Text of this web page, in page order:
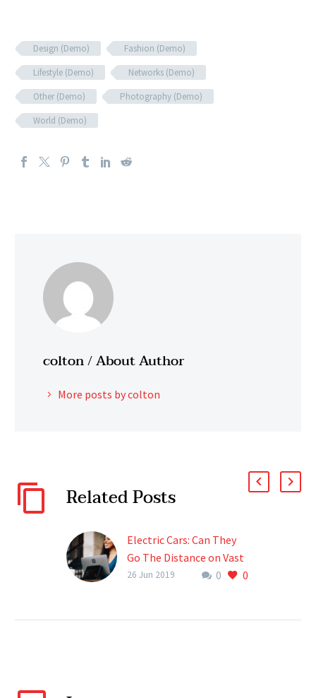
Design (Demo)
Fashion (Demo)
Lifestyle (Demo)
Networks (Demo)
Other (Demo)
Photography (Demo)
World (Demo)
colton/ About Author
More posts by colton
Related Posts
Electric Cars: Can They
Go The Distance on Vast
Australian Roads? 0 0
26 Jun 2019